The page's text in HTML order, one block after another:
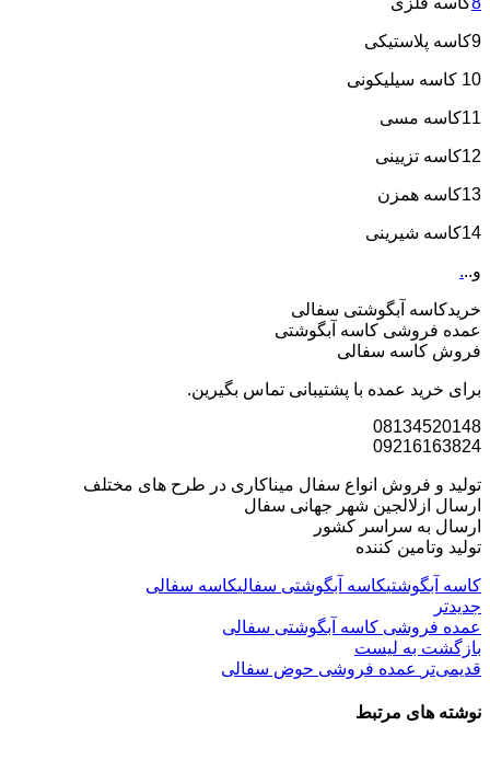
9کاسه پلاستیکی
10 کاسه سیلیکونی
11کاسه مسی
12کاسه تزیینی
13کاسه همزن
14کاسه شیرینی
و...
خریدکاسه آبگوشتی سفالی
عمده فروشی کاسه آبگوشتی
فروش کاسه سفالی
برای خرید عمده با پشتیبانی تماس بگیرین.
08134520148
09216163824
تولید و فروش انواع سفال میناکاری در طرح های مختلف
ارسال ازلالجین شهر جهانی سفال
ارسال به سراسر کشور
تولید وتامین کننده
کاسه آبگوشتیکاسه آبگوشتی سفالیکاسه سفالی
جدیدتر
عمده فروشی کاسه آبگوشتی سفالی
بازگشت بە لیست
قدیمی‌تر
عمده فروشی حوض سفالی
نوشته های مرتبط